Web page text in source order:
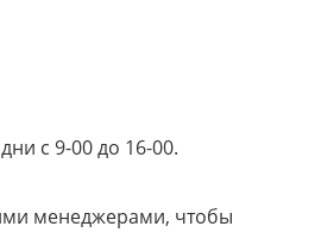
с 9-00 до 16-00.
менеджерами, чтобы